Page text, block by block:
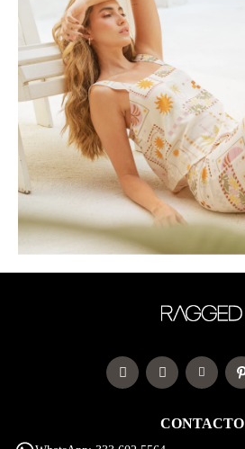
CONTACTO